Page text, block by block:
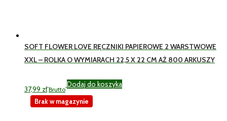
SOFT FLOWER LOVE RĘCZNIKI PAPIEROWE 2 WARSTWOWE
XXL – ROLKA O WYMIARACH 22,5 X 22 CM AŻ 800 ARKUSZY
37,99 zł Brutto
Dodaj do koszyka
Brak w magazynie